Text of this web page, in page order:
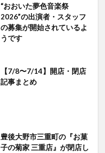
“おおいた夢色音楽祭
2026”の出演者・スタッフ
の募集が開始されているよ
うです
【7/8〜7/14】開店・閉店
記事まとめ
豊後大野市三重町の『お菓
子の菊家 三重店』が閉店し